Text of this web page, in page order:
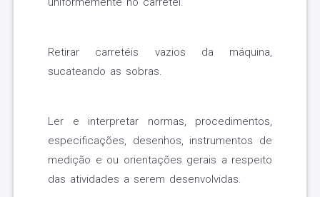
Retirar carretéis vazios da máquina,
sucateando as sobras.
Ler e interpretar normas, procedimentos,
especificações, desenhos, instrumentos de
medição e ou orientações gerais a respeito
das atividades a serem desenvolvidas.